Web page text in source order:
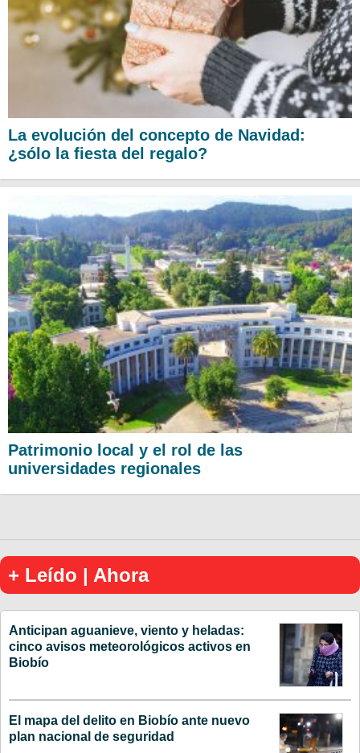
La evolución del concepto de Navidad:
¿sólo la fiesta del regalo?
Patrimonio local y el rol de las
universidades regionales
+ Leído | Ahora
Anticipan aguanieve, viento y heladas:
cinco avisos meteorológicos activos en
Biobío
El mapa del delito en Biobío ante nuevo
plan nacional de seguridad